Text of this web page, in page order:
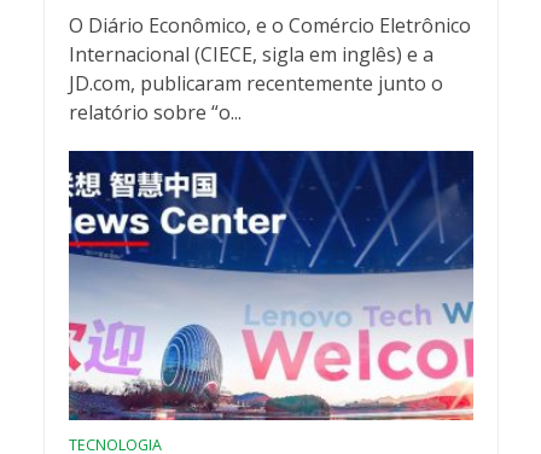
O Diário Econômico, e o Comércio Eletrônico
Internacional (CIECE, sigla em inglês) e a
JD.com, publicaram recentemente junto o
relatório sobre “o...
TECNOLOGIA